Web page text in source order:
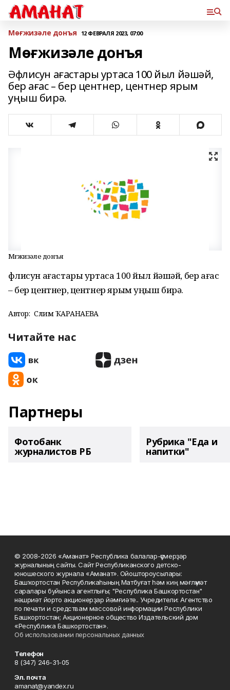
Мөғжизәле донъя 12 ФЕВРАЛЯ 2023, 07:00
Мөғжизәле донъя
Әфлисун ағастары уртаса 100 йыл йәшәй,
бер ағас – бер центнер, центнер ярым
уңыш бирә.
Мөғжизәле донъя
Әфлисун ағастары уртаса 100 йыл йәшәй, бер ағас
– бер центнер, центнер ярым уңыш бирә.
Автор: Сәлимә ҠАРАНАЕВА
Читайте нас
Партнеры
Фотобанк
журналистов РБ
Рубрика "Еда и
напитки"
© 2008-2026 «Аманат» Республика балалар-үҫмерҙәр
журналының сайты. Сайт Республиканского детско-
юношеского журнала «Аманат». Ойоштороусылары:
Башҡортостан Республикаһының Матбуғат һәм киң мәғлүмәт
саралары буйынса агентлығы; "Республика Башкортостан"
нәшриәт йорто акционерҙар йәмғиәте.. Учредители: Агентство
по печати и средствам массовой информации Республики
Башкортостан; Акционерное общество Издательский дом
«Республика Башкортостан».
Об использовании персональных данных
Телефон
8 (347) 246-31-05
Эл. почта
amanat@yandex.ru